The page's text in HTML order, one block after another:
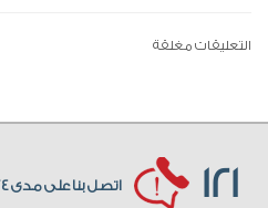
التعليقات مغلقة
121 اتصل بنا على مدى 24 ساعة